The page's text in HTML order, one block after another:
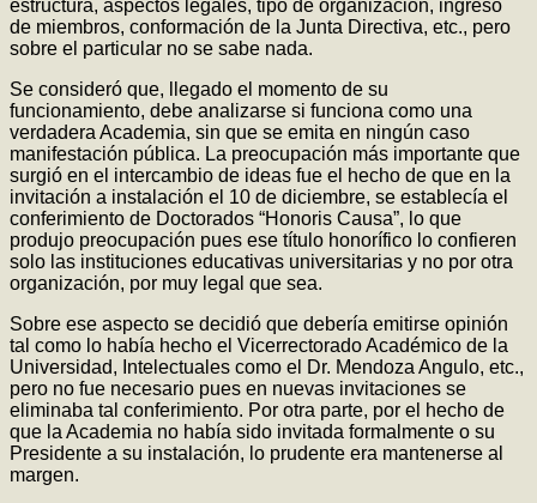
estructura, aspectos legales, tipo de organización, ingreso
de miembros, conformación de la Junta Directiva, etc., pero
sobre el particular no se sabe nada.
Se consideró que, llegado el momento de su
funcionamiento, debe analizarse si funciona como una
verdadera Academia, sin que se emita en ningún caso
manifestación pública. La preocupación más importante que
surgió en el intercambio de ideas fue el hecho de que en la
invitación a instalación el 10 de diciembre, se establecía el
conferimiento de Doctorados “Honoris Causa”, lo que
produjo preocupación pues ese título honorífico lo confieren
solo las instituciones educativas universitarias y no por otra
organización, por muy legal que sea.
Sobre ese aspecto se decidió que debería emitirse opinión
tal como lo había hecho el Vicerrectorado Académico de la
Universidad, Intelectuales como el Dr. Mendoza Angulo, etc.,
pero no fue necesario pues en nuevas invitaciones se
eliminaba tal conferimiento. Por otra parte, por el hecho de
que la Academia no había sido invitada formalmente o su
Presidente a su instalación, lo prudente era mantenerse al
margen.